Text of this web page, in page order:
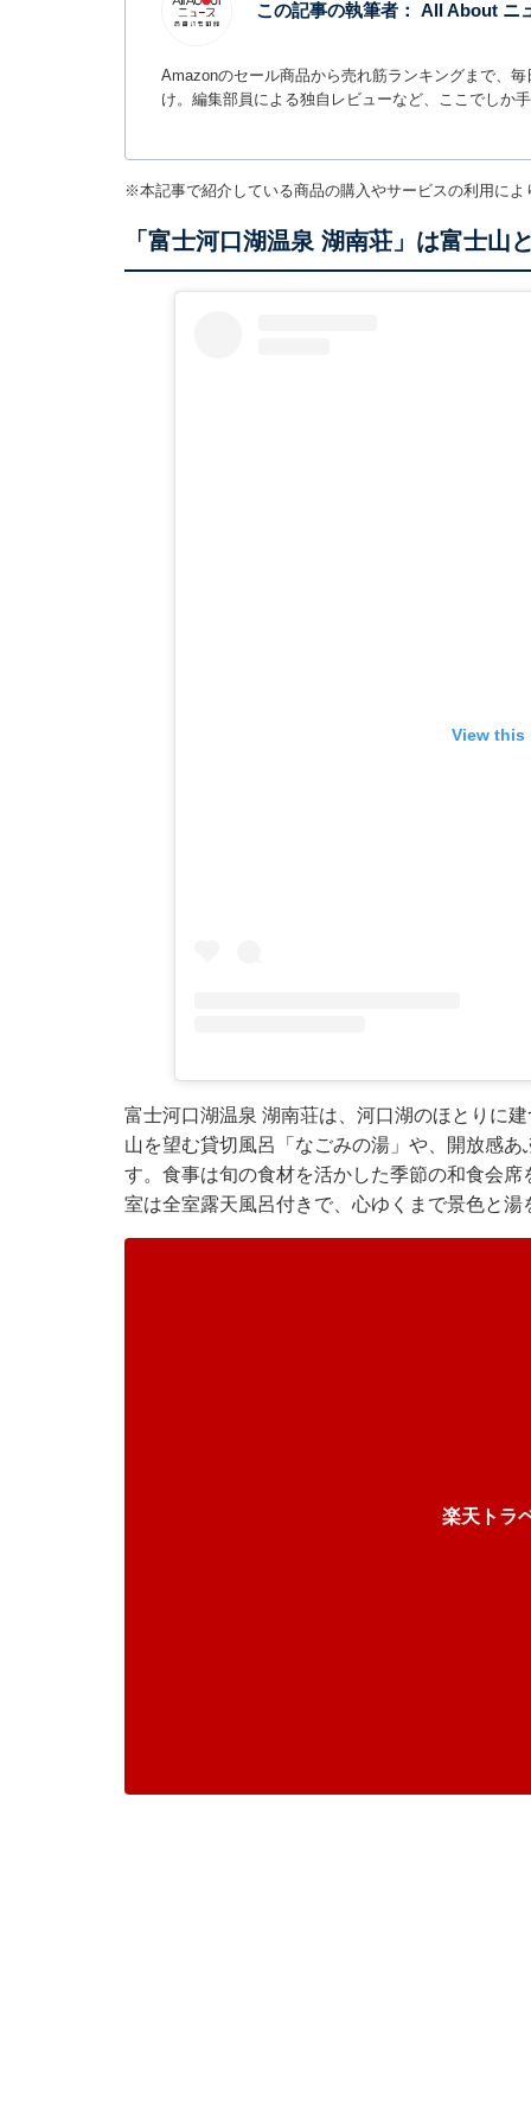
この記事の執筆者： All About ニ
Amazonのセール商品から売れ筋ランキングまで、
け。編集部員による独自レビューなど、ここでしか
※本記事で紹介している商品の購入やサービスの利用に
「富士河口湖温泉 湖南荘」は富士山
View this
富士河口湖温泉 湖南荘は、河口湖のほとりに
山を望む貸切風呂「なごみの湯」や、開放感
す。食事は旬の食材を活かした季節の和食会
室は全室露天風呂付きで、心ゆくまで景色と湯
楽天トラ